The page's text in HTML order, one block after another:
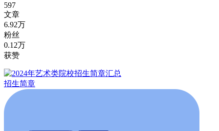
597
文章
6.92万
粉丝
0.12万
获赞
招生简章